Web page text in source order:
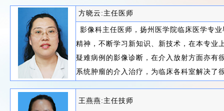
方晓云:主任医师
影像科主任医师，扬州医学院临床医学专
精神，不断学习新知识、新技术，在本专业
疑难病例的影像诊断，在介入放射方面亦有
系统肿瘤的介入治疗，为临床各科室解决了
王燕燕:主任技师